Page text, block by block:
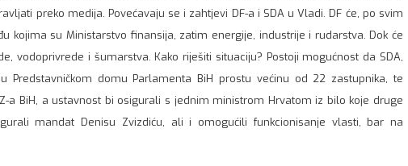
preko medija. Povećavaju se i zahtjevi DF-a i SDA u Vladi. DF će, po svim
kojima su Ministarstvo finansija, zatim energije, industrije i rudarstva. Dok će
vodoprivrede i šumarstva. Kako riješiti situaciju? Postoji mogućnost da SDA,
Predstavničkom domu Parlamenta BiH prostu većinu od 22 zastupnika, te
a BiH, a ustavnost bi osigurali s jednim ministrom Hrvatom iz bilo koje druge
mandat Denisu Zvizdiću, ali i omogućili funkcionisanje vlasti, bar na